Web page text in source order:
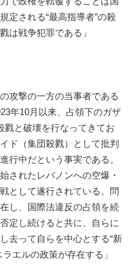
定される“最高指導者”の殺
は戦争犯罪である」
攻撃の一方の当事者である
年10月以来、占領下のガザ
戮と破壊を行なってきてお
ド（集団殺戮）として批判
行中だという事実である。
されたレバノンへの空爆・
として遂行されている。問
し、国際法違反の占領を続
定し続けると共に、自らに
去って自らを中心とする“新
エルの政策が存在する」